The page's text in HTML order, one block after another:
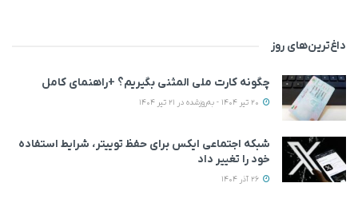
داغ‌ترین‌های روز
چگونه کارت ملی المثنی بگیریم؟ +راهنمای کامل
شبکه اجتماعی ایکس برای حفظ توییتر، شرایط استفاده
خود را تغییر داد